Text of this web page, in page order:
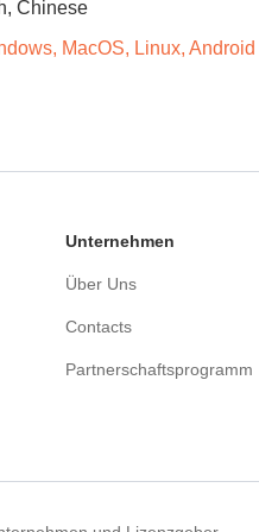
Chinese
MacOS, Linux, Android
Unternehmen
Über Uns
Contacts
Partnerschaftsprogramm